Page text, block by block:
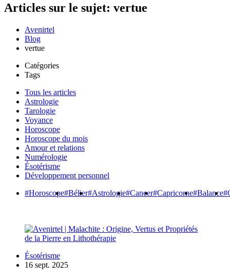
Articles sur le sujet: vertue
Avenirtel
Blog
vertue
Catégories
Tags
Tous les articles
Astrologie
Tarologie
Voyance
Horoscope
Horoscope du mois
Amour et relations
Numérologie
Ésotérisme
Développement personnel
#Horoscope#Bélier#Astrologie#Cancer#Capricorne#Balance
Ésotérisme
16 sept. 2025